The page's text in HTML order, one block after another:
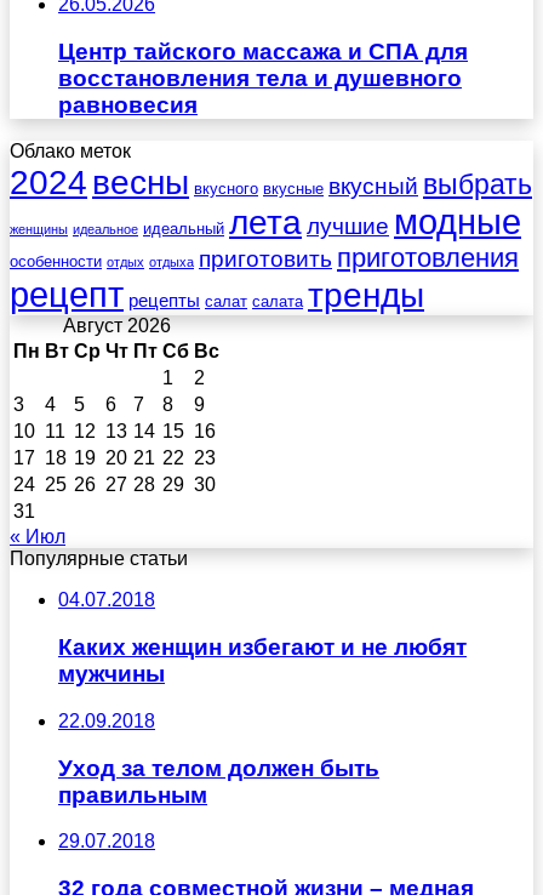
26.05.2026
Центр тайского массажа и СПА для
восстановления тела и душевного
равновесия
Облако меток
2024 весны вкусного вкусные вкусный выбрать
женщины идеальное идеальный леталучшие модные
особенности отдых отдыха приготовить приготовления
рецепт рецепты салат салата тренды
Август 2026
Пн Вт Ср Чт Пт Сб Вс
1
2
3
4 5 6 7 8
9
10 11 12 13 14 15 16
17 18 19 20 21 22 23
24 25 26 27 28 29 30
31
« Июл
Популярные статьи
04.07.2018
Каких женщин избегают и не любят
мужчины
22.09.2018
Уход за телом должен быть
правильным
29.07.2018
32 года совместной жизни – медная